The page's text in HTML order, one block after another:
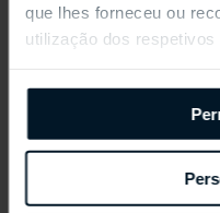
que lhes forneceu ou
utilização dos respetivos